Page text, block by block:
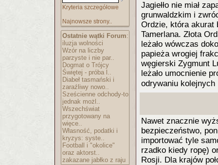
Kryteria szczegółowe
Najnowsze strony..
Ostatnie wątki Forum:
iluzja wolności
Wzór na liczby
parzyste i nie par..
Dogmat o Trójcy
Świętej - próba l..
Diabeł tasmański i
zaraźliwy nowo..
Sześcienne odchody-to
jednak możl..
Wszechświat
przygotowany na
więce..
Własność, podatki i
kryzys: syste..
Football i "okolice"
oraz aktorst..
zakazane jabłko z raju
Jagiełło nie miał
grunwaldzkim i
Ordzie, która akurat
Tamerlana. Złota
leżało wówczas
papieża wrogiej
węgierski Zygmunt
leżało umocnienie
odrywaniu kolejnych
Nawet znacznie
bezpieczeństwo,
importować tyle
rzadko kiedy ropę)
Rosji. Dla krajów